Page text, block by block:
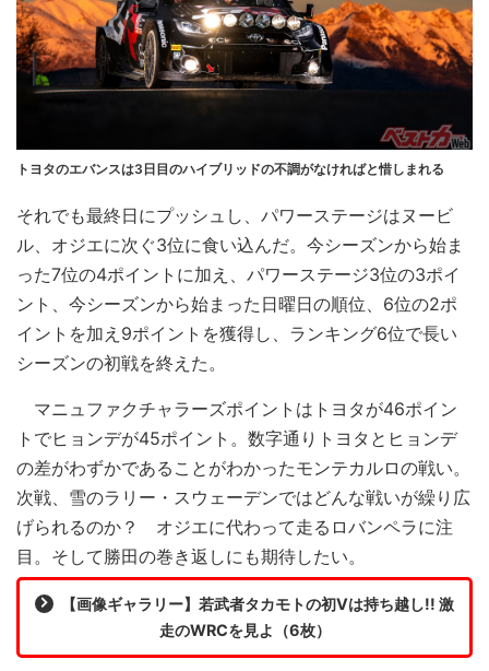
トヨタのエバンスは3日目のハイブリッドの不調がなければと惜しまれる
それでも最終日にプッシュし、パワーステージはヌービ
ル、オジエに次ぐ3位に食い込んだ。今シーズンから始ま
った7位の4ポイントに加え、パワーステージ3位の3ポイ
ント、今シーズンから始まった日曜日の順位、6位の2ポ
イントを加え9ポイントを獲得し、ランキング6位で長い
シーズンの初戦を終えた。
マニュファクチャラーズポイントはトヨタが46ポイン
トでヒョンデが45ポイント。数字通りトヨタとヒョンデ
の差がわずかであることがわかったモンテカルロの戦い。
次戦、雪のラリー・スウェーデンではどんな戦いが繰り広
げられるのか？ オジエに代わって走るロバンペラに注
目。そして勝田の巻き返しにも期待したい。
【画像ギャラリー】若武者タカモトの初Vは持ち越し!! 激
走のWRCを見よ（6枚）